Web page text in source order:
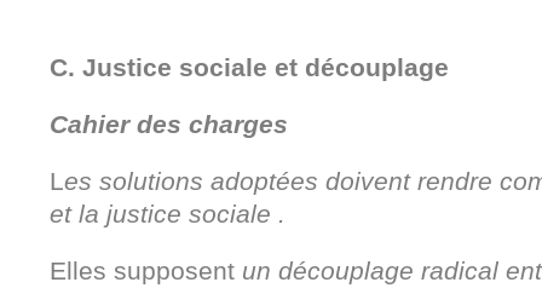
C. Justice sociale et découplage
Cahier des charges
Les solutions adoptées doivent rendre
et la justice sociale .
Elles supposent un découplage radical